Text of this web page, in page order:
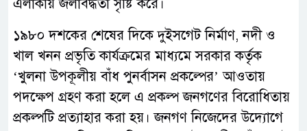
এলাকায় জলাবদ্ধতা সৃষ্টি করে।
১৯৮০ দশকের শেষের দিকে দুইসগেট নির্মাণ, নদী ও
খাল খনন প্রভৃতি কার্যক্রমের মাধ্যমে সরকার কর্তৃক
‘খুলনা উপকূলীয় বাঁধ পুনর্বাসন প্রকল্পের’ আওতায়
পদক্ষেপ গ্রহণ করা হলে এ প্রকল্প জনগণের বিরোধিতায়
প্রকল্পটি প্রত্যাহার করা হয়। জনগণ নিজেদের উদ্যোগে